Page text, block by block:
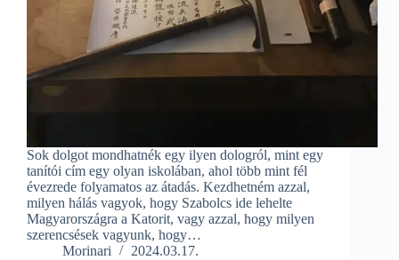
Sok dolgot mondhatnék egy ilyen dologról, mint egy
tanítói cím egy olyan iskolában, ahol több mint fél
évezrede folyamatos az átadás. Kezdhetném azzal,
milyen hálás vagyok, hogy Szabolcs ide lehelte
Magyarországra a Katorit, vagy azzal, hogy milyen
szerencsések vagyunk, hogy…
Morinari
2024.03.17.